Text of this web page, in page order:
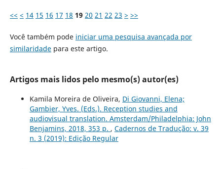
<< < 14 15 16 17 18 19 20 21 22 23 > >>
Você também pode iniciar uma pesquisa avançada por
similaridadepara este artigo.
Artigos mais lidos pelo mesmo(s) autor(es)
Kamila Moreira de Oliveira, Di Giovanni, Elena;
Gambier, Yves. (Eds.). Reception studies and
audiovisual translation. Amsterdam/Philadelphia: John
Benjamins, 2018, 353 p. , Cadernos de Tradução: v. 39
n. 3 (2019): Edição Regular